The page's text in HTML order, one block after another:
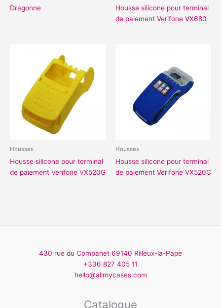
Dragonne
Housse silicone pour terminal
de paiement Verifone VX680
Housses
Housse silicone pour terminal
de paiement Verifone VX520G
Housses
Housse silicone pour terminal
de paiement Verifone VX520C
430 rue du Companet 69140 Rilleux-la-Pape
+336 827 405 11
hello@allmycases.com
Catalogue